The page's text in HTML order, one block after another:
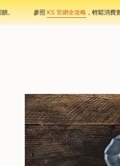
Skip
to
content
KS 官網全攻略，輕鬆消費更開心！